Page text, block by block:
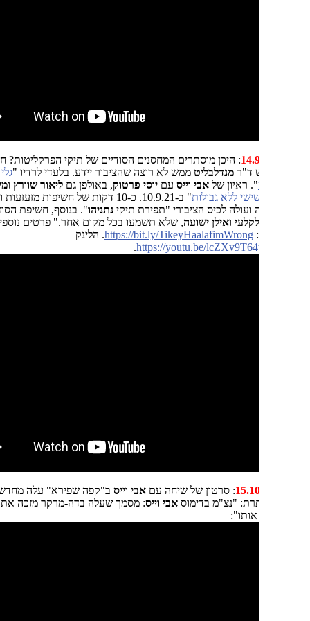
: היכן מוסתרים המחסנים הסודיים של תיקי הפרקליטות? חשיפת מה
מנדלבליטממש לא רוצה שהציבור יידע. בלעדי לרדיו "גלי
אבי וייס עםיוסי פרטוק, באולפן גםליאור שוורץ ומייק אטדגי ,
ללא גבולות
" ב-10.9.21. כ-10 דקות של חשיפות מזעזעות ומטלטלות
לכיס הציבורי "תפירת תיקינתניהו". בנוסף, חשיפת הסודות
אילן ישועה , שלא תשמעו בכל מקום אחר." פרטים נוספים יש
https://bit.ly/TikeyHaalafimWrong. הלינק
https://youtu.be/
.
: סרטון של שיחה עםאבי וייס ב"קפה שפירא" עלה מחדש ביוטיוב
"נצ"מ בדימוסאבי וייס: מסמך שעלה בדה-מרקר מזכה אתנתניהואז